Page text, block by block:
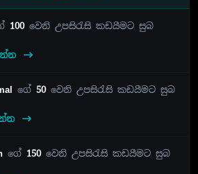
100වෙනි උපසිරැසි කඩයීමට සුබ
ගේ 50වෙනි උපසිරැසි කඩයීමට සුබ
ගේ 150වෙනි උපසිරැසි කඩයීමට සුබ